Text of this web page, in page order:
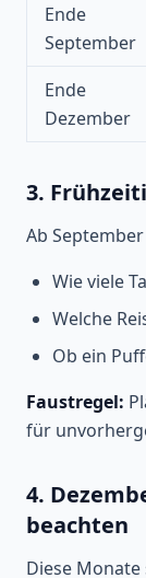
Ende
September
Ende
Dezember
3.
Ab
Wie viele
Welche
Ob ein
Faustregel:
für
4.
beachten
Diese